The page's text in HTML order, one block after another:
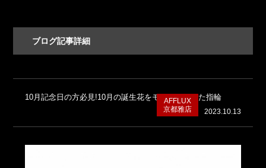
ブログ記事詳細
10月記念日の方必見!10月の誕生花をモチーフにした指輪
2023.10.13
AFFLUX
京都雅店